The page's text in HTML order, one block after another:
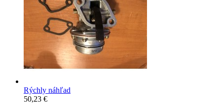
Rýchly náhľad
50,23 €